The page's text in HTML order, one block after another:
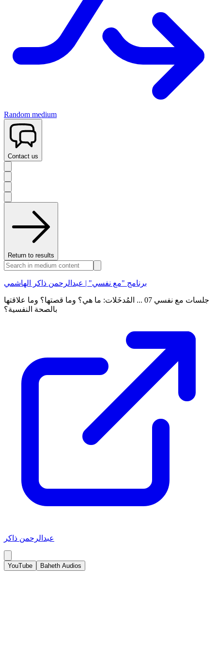
Random medium
Contact us
Return to results
برنامج "مع نفسي" | عبدالرحمن ذاكر الهاشمي
جلسات مع نفسي 07 ... المُدخَلات: ما هي؟ وما قصتها؟ وما علاقتها
بالصحة النفسية؟
عبدالرحمن ذاكر
YouTube Baheth Audios